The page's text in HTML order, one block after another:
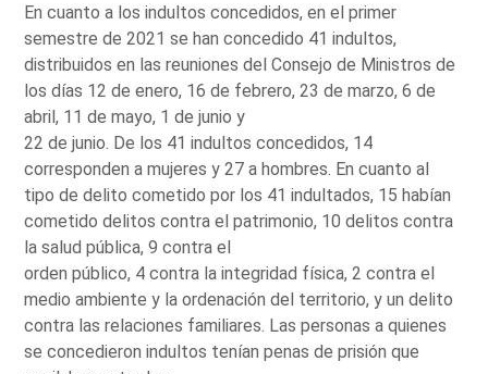
En cuanto a los indultos concedidos, en el primer
semestre de 2021 se han concedido 41 indultos,
distribuidos en las reuniones del Consejo de Ministros de
los días 12 de enero, 16 de febrero, 23 de marzo, 6 de
abril, 11 de mayo, 1 de junio y
22 de junio. De los 41 indultos concedidos, 14
corresponden a mujeres y 27 a hombres. En cuanto al
tipo de delito cometido por los 41 indultados, 15 habían
cometido delitos contra el patrimonio, 10 delitos contra
la salud pública, 9 contra el
orden público, 4 contra la integridad física, 2 contra el
medio ambiente y la ordenación del territorio, y un delito
contra las relaciones familiares. Las personas a quienes
se concedieron indultos tenían penas de prisión que